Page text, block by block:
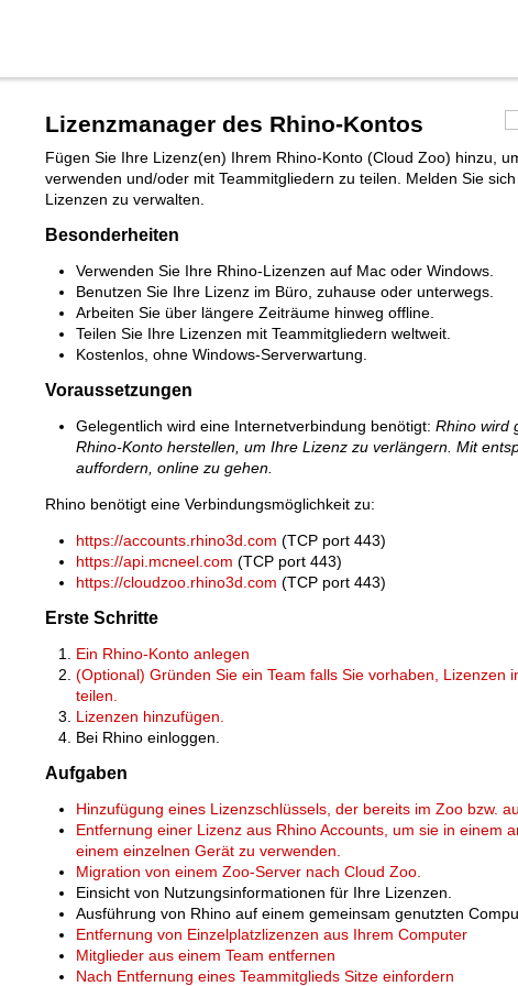
Lizenzmanager des Rhino-Kontos
Fügen Sie Ihre Lizenz(en) Ihrem Rhino-Konto (Cloud Zoo) hinzu,
verwenden und/oder mit Teammitgliedern zu teilen. Melden Sie
Lizenzen zu verwalten.
Besonderheiten
Verwenden Sie Ihre Rhino-Lizenzen auf Mac oder Windows.
Benutzen Sie Ihre Lizenz im Büro, zuhause oder unterwegs.
Arbeiten Sie über längere Zeiträume hinweg offline.
Teilen Sie Ihre Lizenzen mit Teammitgliedern weltweit.
Kostenlos, ohne Windows-Serverwartung.
Voraussetzungen
Gelegentlich wird eine Internetverbindung benötigt: Rhino wird
Rhino-Konto herstellen, um Ihre Lizenz zu verlängern. Mit
auffordern, online zu gehen.
Rhino benötigt eine Verbindungsmöglichkeit zu:
https://accounts.rhino3d.com (TCP port 443)
https://api.mcneel.com (TCP port 443)
https://cloudzoo.rhino3d.com (TCP port 443)
Erste Schritte
Ein Rhino-Konto anlegen
(Optional) Gründen Sie ein Team falls Sie vorhaben, Lizenzen
teilen.
Lizenzen hinzufügen.
Bei Rhino einloggen.
Aufgaben
Hinzufügung eines Lizenzschlüssels, der bereits im Zoo bzw.
Entfernung einer Lizenz aus Rhino Accounts, um sie in einem
einem einzelnen Gerät zu verwenden.
Migration von einem Zoo-Server nach Cloud Zoo.
Einsicht von Nutzungsinformationen für Ihre Lizenzen.
Ausführung von Rhino auf einem gemeinsam genutzten
Entfernung von Einzelplatzlizenzen aus Ihrem Computer
Mitglieder aus einem Team entfernen
Nach Entfernung eines Teammitglieds Sitze einfordern